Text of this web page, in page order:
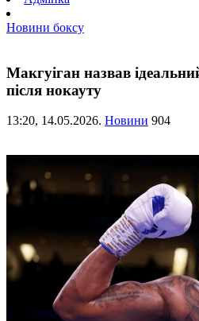
Новини боксу
Макгуіган назвав
після нокауту
13:20, 14.05.2026. Новини 904